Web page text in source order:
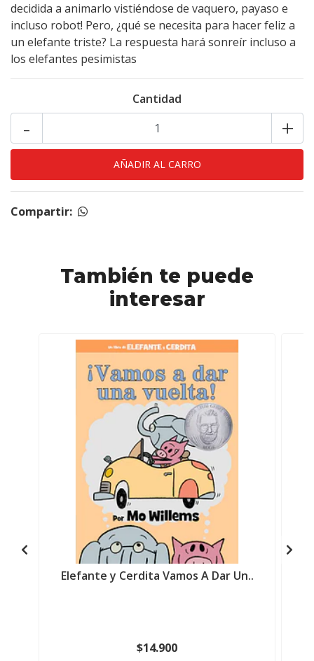
decidida a animarlo vistiéndose de vaquero, payaso e
incluso robot! Pero, ¿qué se necesita para hacer feliz a
un elefante triste? La respuesta hará sonreír incluso a
los elefantes pesimistas
Cantidad
+
-
Compartir:
También te puede
interesar
Elefante y Cerdita Vamos A Dar Un..
$14.900